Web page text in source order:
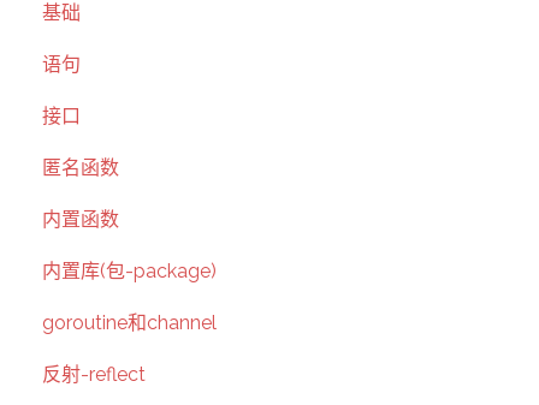
基础
语句
接口
匿名函数
内置函数
内置库(包-package)
goroutine和channel
反射-reflect